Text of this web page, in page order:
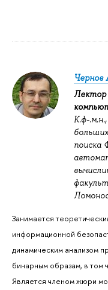
Чернов
Лектор
К.ф-
Занимается
информационной
динамическим анализом
бинарным образам, в том
Является членом жюри